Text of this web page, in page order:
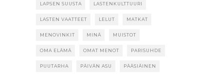
LAPSEN SUUSTA LASTENKULTTUURI
LASTEN VAATTEET LELUT MATKAT
MENOVINKIT MINÄ MUISTOT
OMA ELÄMÄ OMAT MENOT PARISUHDE
PUUTARHA PÄIVÄN ASU PÄÄSIÄINEN